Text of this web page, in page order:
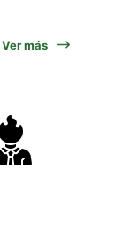
Ver más